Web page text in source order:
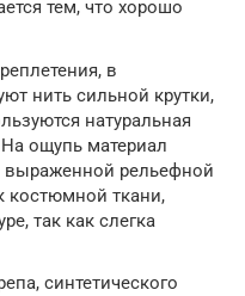
тем, что хорошо
в
нить сильной крутки,
натуральная
ощупь материал
выраженной рельефной
костюмной ткани,
так как слегка
синтетического